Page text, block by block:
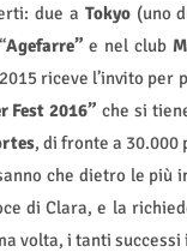
due a Tokyo(uno
Agefarre” e nel club
riceve l’invito per
Fest 2016”che si
, di fronte a 30.000
che dietro le più
di Clara, e la
volta, i tanti